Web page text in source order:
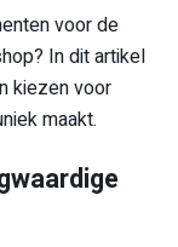
voor de
In dit artikel
kiezen voor
maakt.